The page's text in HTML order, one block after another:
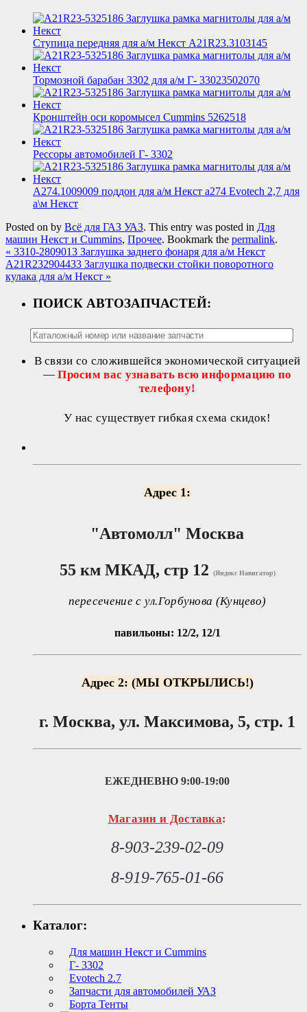
Ступица передняя для а/м Некст А21R23.3103145
Тормозной барабан 3302 для а/м Г- 33023502070
Кронштейн оси коромысел Cummins 5262518
Рессоры автомобилей Г- 3302
А274.1009009 поддон для а/м Некст а274 Evotech 2,7 для
а\м Некст
Posted on by Всё для ГАЗ УАЗ. This entry was posted in Для
машин Некст и Cummins, Прочее. Bookmark the permalink.
« 3310-2809013 Заглушка заднего фонаря для а/м Некст
A21R232904433 Заглушка подвески стойки поворотного
кулака для а/м Некст »
ПОИСК АВТОЗАПЧАСТЕЙ:
В связи со сложившейся экономической ситуацией
—Просим вас узнавать всю информацию по
телефону!
У нас существует гибкая схема скидок!
Адрес 1:
"Автомолл" Москва
55 км МКАД, стр 12 (Яндекс Навигатор)
пересечение с ул.Горбунова (Кунцево)
павильоны: 12/2, 12/1
Адрес 2: (МЫ ОТКРЫЛИСЬ!)
г. Москва, ул. Максимова, 5, стр. 1
ЕЖЕДНЕВНО 9:00-19:00
Магазин и Доставка:
8-903-239-02-09
8-919-765-01-66
Каталог:
Для машин Некст и Cummins
Г- 3302
Evotech 2.7
Запчасти для автомобилей УАЗ
Борта Тенты